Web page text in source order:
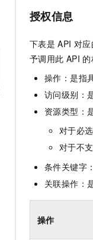
授权信息
下表是 API 对
予调用此 API
操作：是指
访问级别：
资源类型：
对于必
对于不
条件关键字
关联操作：
操作
大模型服务
千问AI平台-Token
千问AI平台-模型体验
在线体验全尺寸、多种
Happy 系列大模型
大模型解决方案
140+云产品 免费试用
大模型ACA认证体验
AI空中课堂在线直播
生态解决方案
行业生态解决方案
开发者生态解决方案
AI 开发和 AI 应用解
入门学习赛